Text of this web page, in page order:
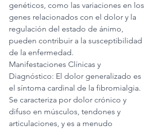
genéticos, como las variaciones en los
genes relacionados con el dolor y la
regulación del estado de ánimo,
pueden contribuir a la susceptibilidad
de la enfermedad.
Manifestaciones Clínicas y
Diagnóstico: El dolor generalizado es
el síntoma cardinal de la fibromialgia.
Se caracteriza por dolor crónico y
difuso en músculos, tendones y
articulaciones, y es a menudo